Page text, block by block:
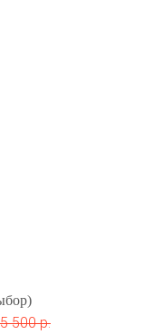
500 р.